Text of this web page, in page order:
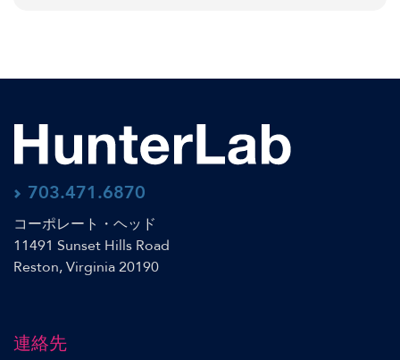
703.471.6870
コーポレート・ヘッド
11491 Sunset Hills Road
Reston, Virginia 20190
連絡先